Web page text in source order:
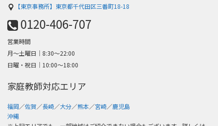
【東京事務所】東京都千代田区三番町18-18
0120-406-707
営業時間
月～土曜日│8:30〜22:00
日曜・祝日│10:00〜18:00
家庭教師対応エリア
福岡／佐賀／長崎／大分／熊本／宮崎／鹿児島
沖縄